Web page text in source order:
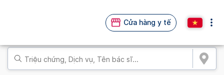
Cửa hàng y tế